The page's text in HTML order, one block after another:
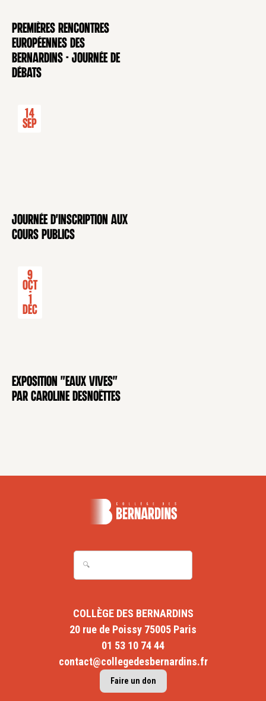
CONFÉRENCE
Premières rencontres
européennes des
Bernardins - Journée de
débats
CONFÉRENCE
14
Sep
Journée d'inscription aux
cours publics
EXPOSITION
9
Oct
-
1
Déc
Exposition "Eaux Vives"
par Caroline Desnoëttes
COLLÈGE DES BERNARDINS
20 rue de Poissy 75005 Paris
01 53 10 74 44
contact@collegedesbernardins.fr
Faire un don